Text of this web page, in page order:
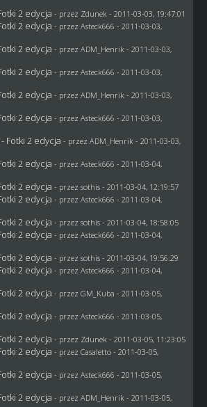
2 edycja - przez Zdunek - 2011-03-03, 19:47:01
2 edycja - przez Asteck666 - 2011-03-03,
2 edycja - przez ADM_Henrik - 2011-03-03,
2 edycja - przez Asteck666 - 2011-03-03,
2 edycja - przez ADM_Henrik - 2011-03-03,
2 edycja - przez Asteck666 - 2011-03-03,
Fotki 2 edycja - przez ADM_Henrik - 2011-03-03,
2 edycja - przez Asteck666 - 2011-03-04,
2 edycja - przez sothis- 2011-03-04, 12:19:57
2 edycja - przez Asteck666 - 2011-03-04,
2 edycja - przez sothis- 2011-03-04, 18:58:05
2 edycja - przez Asteck666 - 2011-03-04,
2 edycja - przez sothis- 2011-03-04, 19:56:29
2 edycja - przez Asteck666 - 2011-03-04,
2 edycja - przez GM_Kuba - 2011-03-05,
2 edycja - przez Asteck666 - 2011-03-05,
2 edycja - przez Zdunek - 2011-03-05, 11:23:05
2 edycja - przez Casaletto- 2011-03-05,
2 edycja - przez Asteck666 - 2011-03-05,
2 edycja - przez ADM_Henrik - 2011-03-05,